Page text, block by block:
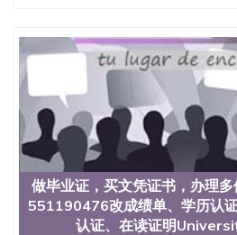
做毕业证，买文凭证书，办理
551190476改成绩单、学历认
认证、在读证明